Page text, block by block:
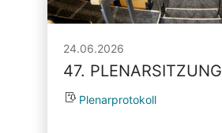
24.06.2026
47. PLENARSITZUNG
Plenarprotokoll